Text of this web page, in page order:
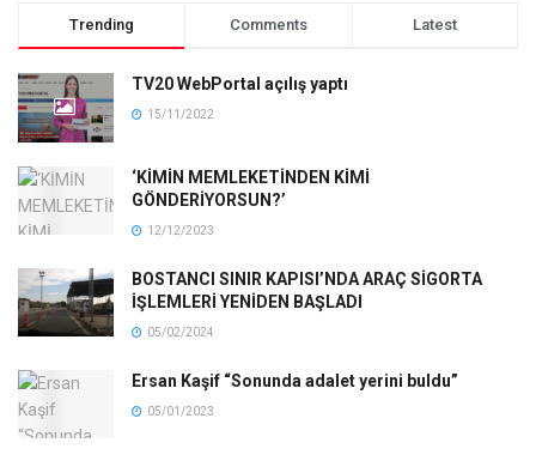
Trending Comments Latest
TV20 WebPortal açılış yaptı
15/11/2022
‘KİMİN MEMLEKETİNDEN KİMİ
GÖNDERİYORSUN?’
12/12/2023
BOSTANCI SINIR KAPISI’NDA ARAÇ SİGORTA
İŞLEMLERİ YENİDEN BAŞLADI
05/02/2024
Ersan Kaşif “Sonunda adalet yerini buldu”
05/01/2023